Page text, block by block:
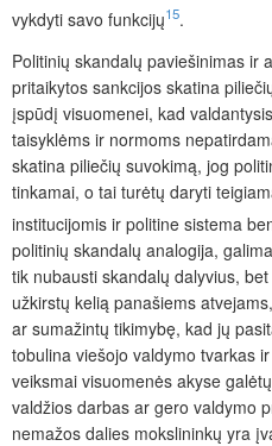
vykdyti savo funkcijų15.
Politinių skandalų paviešinimas ir
pritaikytos sankcijos skatina
įspūdį visuomenei, kad
taisyklėms ir normoms
skatina piliečių suvokimą, jog
tinkamai, o tai turėtų daryti
institucijomis ir politine sistema
politinių skandalų analogija,
tik nubausti skandalų dalyvius,
užkirstų kelią panašiems
ar sumažintų tikimybę, kad jų
tobulina viešojo valdymo tvarkas
veiksmai visuomenės akyse
valdžios darbas ar gero valdymo
nemažos dalies mokslininkų yra